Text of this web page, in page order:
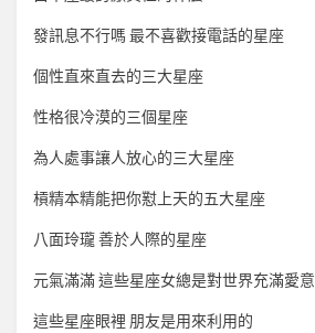
發訊息不行嗎 最不喜歡接電話的星座
個性直來直去的三大星座
性格很冷漠的三個星座
為人處事讓人放心的三大星座
槓精本精能把你懟上天的五大星座
八面玲瓏 善於人際的星座
元氣滿滿 這些星座女總是對世界充滿愛意
這些星座眼裡 朋友是用來利用的